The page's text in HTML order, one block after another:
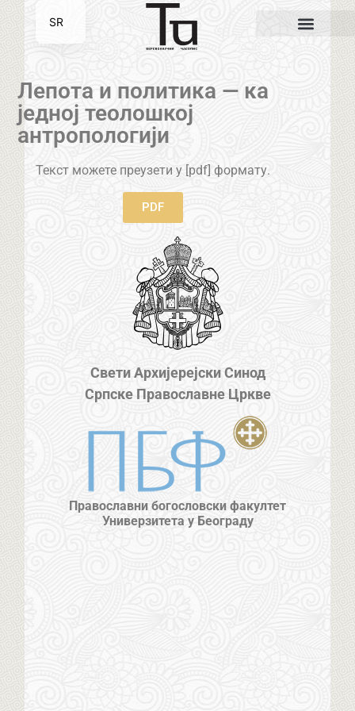
Лепота и политика — ка
једној теолошкој
антропологији
Текст можете преузети у [pdf] формату.
PDF
Свети Архијерејски Синод
Српске Православне Цркве
Православни богословски факултет
Универзитета у Београду
SR
EN